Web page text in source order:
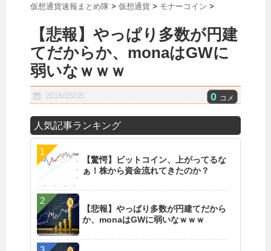
仮想通貨速報まとめ隊 > 仮想通貨 > モナーコイン >
【悲報】やっぱり多数が円建
てだからか、monaはGWに
弱いなｗｗｗ
2018/05/05 0 コメ
人気記事ランキング
【驚愕】ビットコイン、上がってるな
ぁ！株から資金流れてきたのか？
【悲報】やっぱり多数が円建てだから
か、monaはGWに弱いなｗｗｗ